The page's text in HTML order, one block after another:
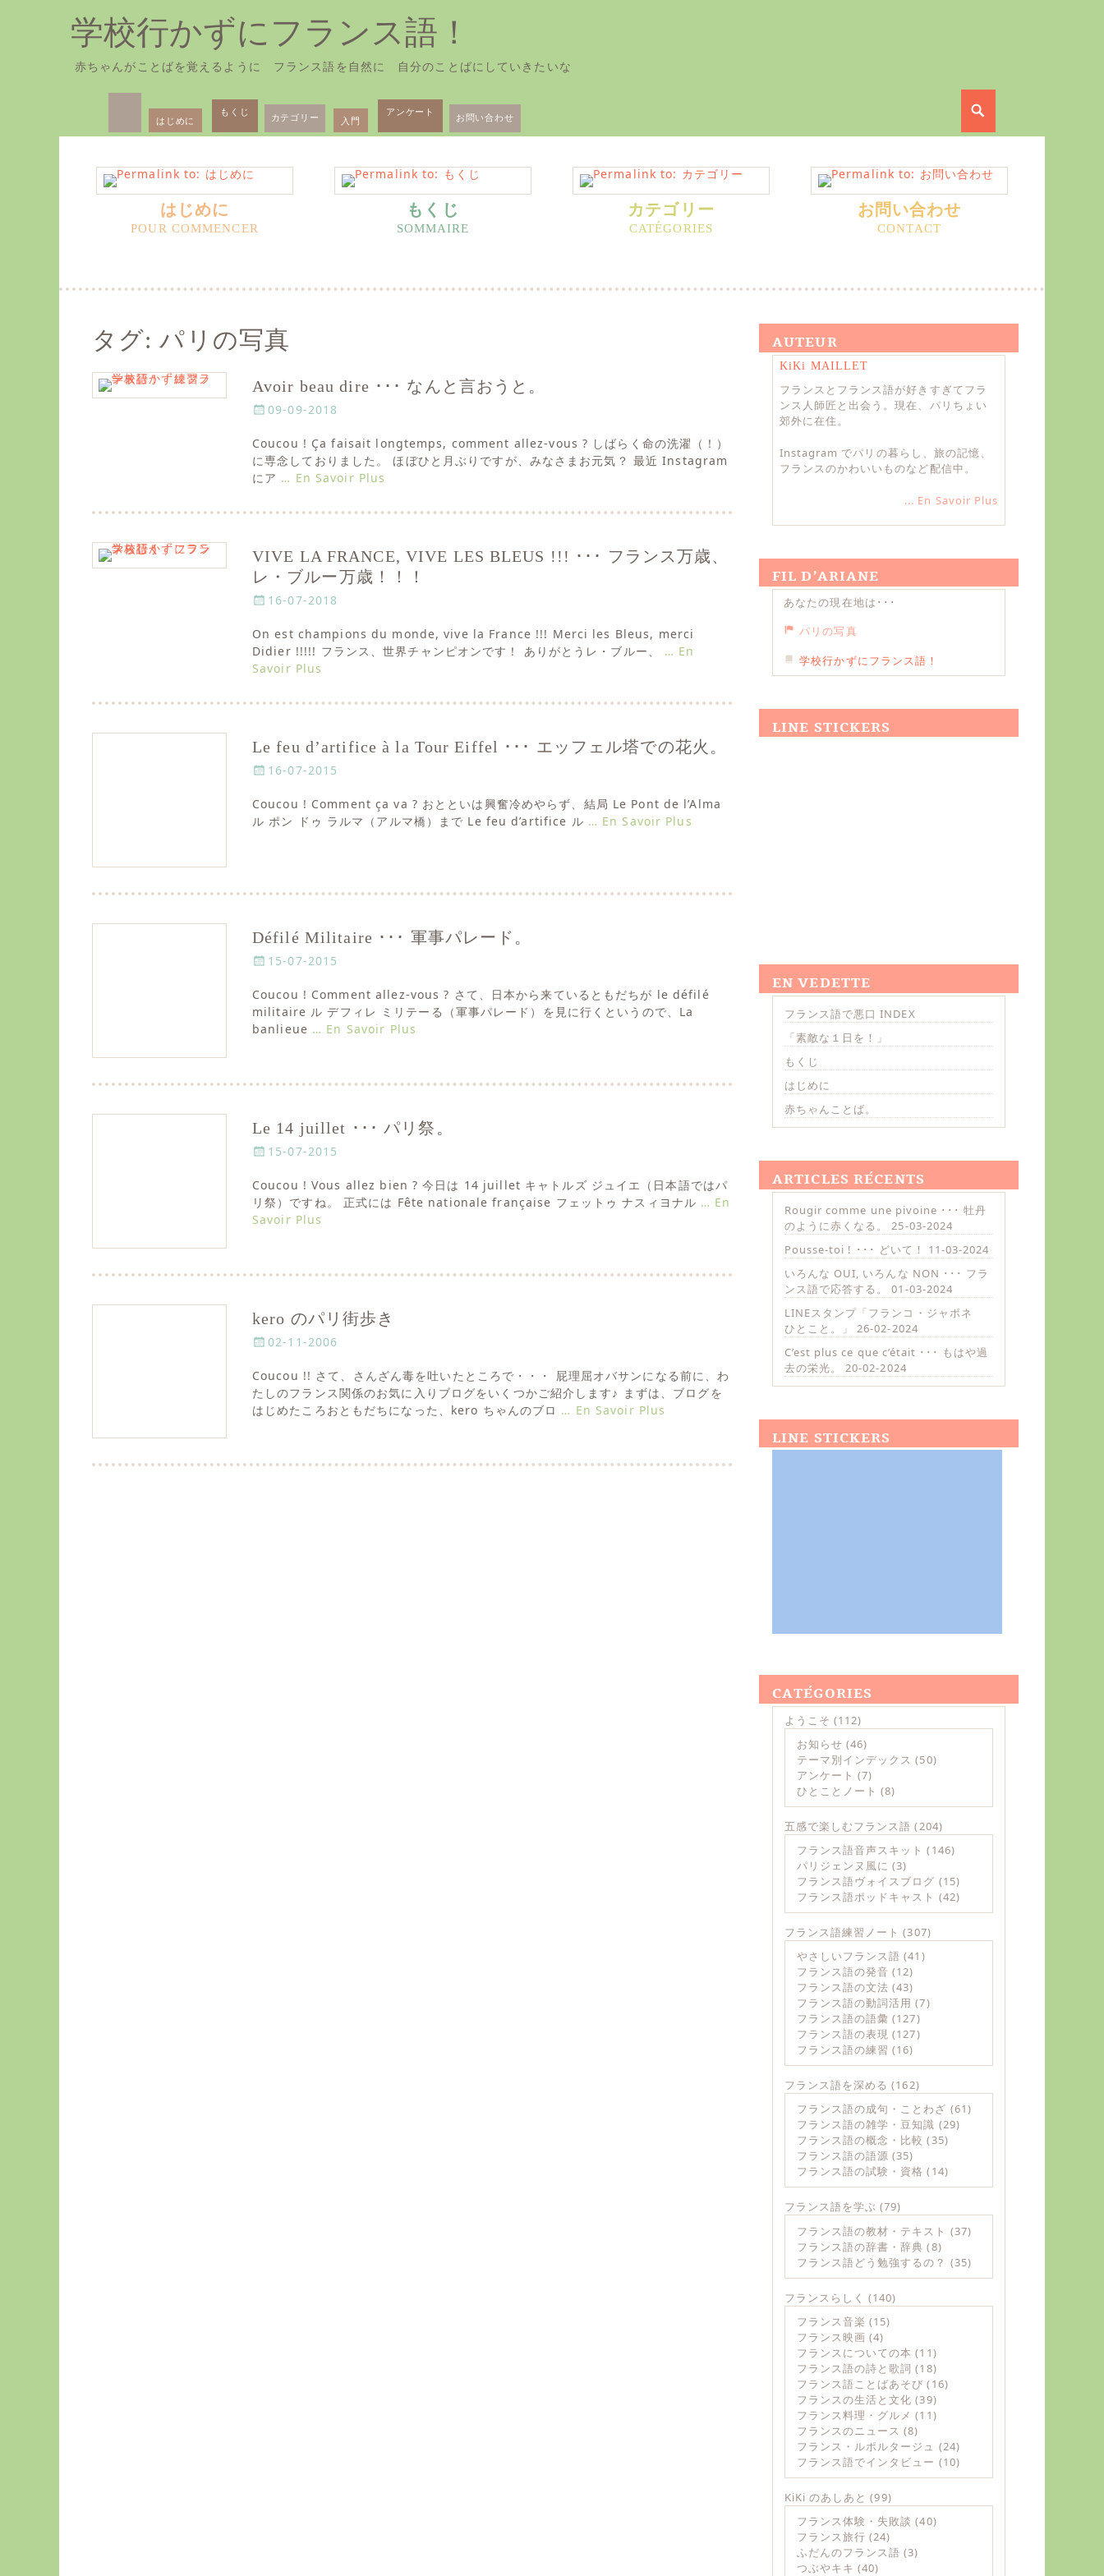
学校行かずにフランス語！
赤ちゃんがことばを覚えるように フランス語を自然に 自分のことばにしていきたいな
Primary
Menu
Skip
content
はじめに
もくじ カテゴリー 入門
アンケート お問い合わせ
はじめに もくじ カテゴリー お問い合わせ
タグ:パリの写真
Avoir beau dire ･･･ なんと言おうと。
P
s
t
e
o
09-09-2018
Coucou ! Ça faisait longtemps, comment allez-vous ? しばらく命の洗濯（！）
に専念しておりました。 ほぼひと月ぶりですが、みなさまお元気？ 最近 Instagram
にア … En Savoir Plus
VIVE LA FRANCE, VIVE LES BLEUS !!! ･･･ フランス万歳、
レ・ブルー万歳！！！
P
s
t
e
o
16-07-2018
On est champions du monde, vive la France !!! Merci les Bleus, merci
Didier !!!!! フランス、世界チャンピオンです！ ありがとうレ・ブルー、 … En
Savoir Plus
Le feu d’artifice à la Tour Eiffel ･･･ エッフェル塔での花火。
P
s
t
n
16-07-2015
Coucou ! Comment ça va ? おとといは興奮冷めやらず、結局 Le Pont de l’Alma
ル ポン ドゥ ラルマ（アルマ橋）まで Le feu d’artifice ル … En Savoir Plus
Défilé Militaire ･･･ 軍事パレード。
P
s
t
e
n
15-07-2015
Coucou ! Comment allez-vous ? さて、日本から来ているともだちが le défilé
militaire ル デフィレ ミリテーる（軍事パレード）を見に行くというので、La
banlieue … En Savoir Plus
Le 14 juillet ･･･ パリ祭。
P
s
t
e
n
15-07-2015
Coucou ! Vous allez bien ? 今日は 14 juillet キャトルズ ジュイエ（日本語ではパ
リ祭）ですね。 正式には Fête nationale française フェットゥ ナスィヨナル … En
Savoir Plus
kero のパリ街歩き
P
s
t
e
n
02-11-2006
Coucou !! さて、さんざん毒を吐いたところで・・・ 屁理屈オバサンになる前に、わ
たしのフランス関係のお気に入りブログをいくつかご紹介します♪ まずは、ブログを
はじめたころおともだちになった、kero ちゃんのブロ … En Savoir Plus
AUTEUR
KiKi MAILLET
フランスとフランス語が好きすぎてフラ
ンス人師匠と出会う。現在、パリちょい
郊外に在住。
Instagram でパリの暮らし、旅の記憶、
フランスのかわいいものなど配信中。
... En Savoir Plus
FIL D’ARIANE
あなたの現在地は･･･
パリの写真
学校行かずにフランス語！
LINE STICKERS
EN VEDETTE
フランス語で悪口 INDEX
「素敵な１日を！」
もくじ
はじめに
赤ちゃんことば。
ARTICLES RÉCENTS
Rougir comme une pivoine ･･･ 牡丹
のように赤くなる。
25-03-2024
Pousse-toi ! ･･･ どいて！
11-03-2024
いろんな OUI, いろんな NON ･･･ フラ
ンス語で応答する。
01-03-2024
LINEスタンプ「フランコ・ジャポネ
ひとこと。」
26-02-2024
C’est plus ce que c’était ･･･ もはや過
去の栄光。
20-02-2024
LINE STICKERS
CATÉGORIES
ようこそ (112)
お知らせ (46)
テーマ別インデックス (50)
アンケート (7)
ひとことノート (8)
五感で楽しむフランス語 (204)
フランス語音声スキット (146)
パリジェンヌ風に (3)
フランス語ヴォイスブログ (15)
フランス語ポッドキャスト (42)
フランス語練習ノート (307)
やさしいフランス語 (41)
フランス語の発音 (12)
フランス語の文法 (43)
フランス語の動詞活用 (7)
フランス語の語彙 (127)
フランス語の表現 (127)
フランス語の練習 (16)
フランス語を深める (162)
フランス語の成句・ことわざ (61)
フランス語の雑学・豆知識 (29)
フランス語の概念・比較 (35)
フランス語の語源 (35)
フランス語の試験・資格 (14)
フランス語を学ぶ (79)
フランス語の教材・テキスト (37)
フランス語の辞書・辞典 (8)
フランス語どう勉強するの？ (35)
フランスらしく (140)
フランス音楽 (15)
フランス映画 (4)
フランスについての本 (11)
フランス語の詩と歌詞 (18)
フランス語ことばあそび (16)
フランスの生活と文化 (39)
フランス料理・グルメ (11)
フランスのニュース (8)
フランス・ルポルタージュ (24)
フランス語でインタビュー (10)
KiKi のあしあと (99)
フランス体験・失敗談 (40)
フランス旅行 (24)
ふだんのフランス語 (3)
つぶやキキ (40)